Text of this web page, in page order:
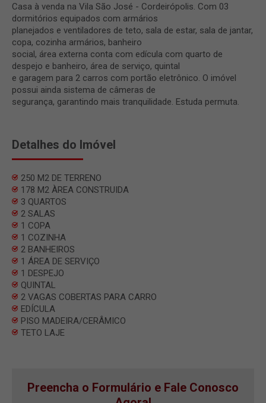
Casa à venda na Vila São José - Cordeirópolis. Com 03
dormitórios equipados com armários
planejados e ventiladores de teto, sala de estar, sala de jantar,
copa, cozinha armários, banheiro
social, área externa conta com edícula com quarto de
despejo e banheiro, área de serviço, quintal
e garagem para 2 carros com portão eletrônico. O imóvel
possui ainda sistema de câmeras de
segurança, garantindo mais tranquilidade. Estuda permuta.
Detalhes do Imóvel
250 M2 DE TERRENO
178 M2 ÀREA CONSTRUIDA
3 QUARTOS
2 SALAS
1 COPA
1 COZINHA
2 BANHEIROS
1 ÁREA DE SERVIÇO
1 DESPEJO
QUINTAL
2 VAGAS COBERTAS PARA CARRO
EDÍCULA
PISO MADEIRA/CERÂMICO
TETO LAJE
Preencha o Formulário e Fale Conosco